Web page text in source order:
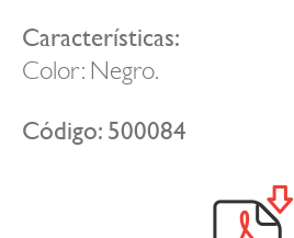
Características:
Color: Negro.
Código: 500084